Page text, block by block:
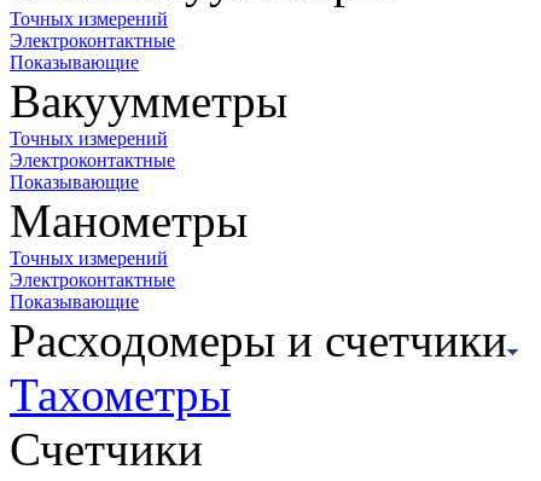
Точных измерений
Электроконтактные
Показывающие
Вакуумметры
Точных измерений
Электроконтактные
Показывающие
Манометры
Точных измерений
Электроконтактные
Показывающие
Расходомеры и счетчики
Тахометры
Счетчики